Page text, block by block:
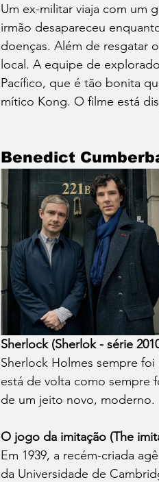
Um ex-militar viaja com um
irmão desapareceu
doenças. Além de resgatar
local. A equipe de
Pacífico, que é tão bonita
mítico Kong. O filme está
Benedict
Sherlock (Sherlok - série
Sherlock Holmes sempre
está de volta como sempre
de um jeito novo, moderno.
O jogo da imitação (The
Em 1939, a recém-criada
da Universidade de